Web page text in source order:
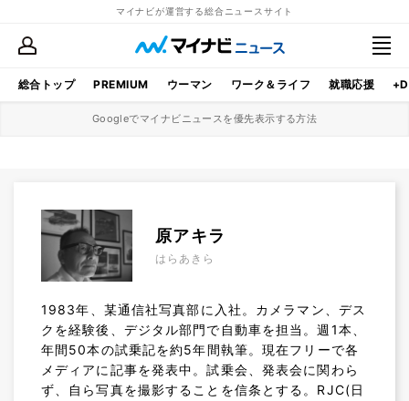
マイナビが運営する総合ニュースサイト
総合トップ PREMIUM ウーマン ワーク＆ライフ 就職応援
Googleでマイナビニュースを優先表示する方法
原アキラ
はらあきら
1983年、某通信社写真部に入社。カメラマン、デス
クを経験後、デジタル部門で自動車を担当。週1本、
年間50本の試乗記を約5年間執筆。現在フリーで各
メディアに記事を発表中。試乗会、発表会に関わら
ず、自ら写真を撮影することを信条とする。RJC(日